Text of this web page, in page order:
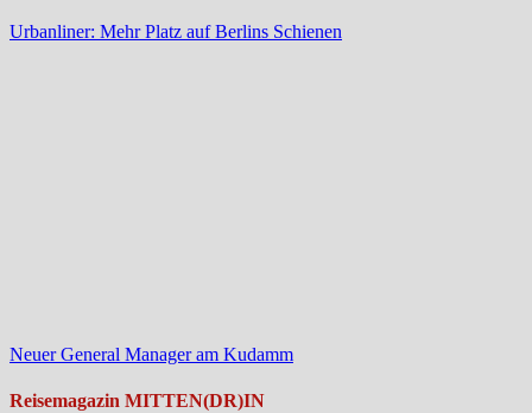
Urbanliner: Mehr Platz auf Berlins Schienen
Neuer General Manager am Kudamm
Reisemagazin MITTEN(DR)IN